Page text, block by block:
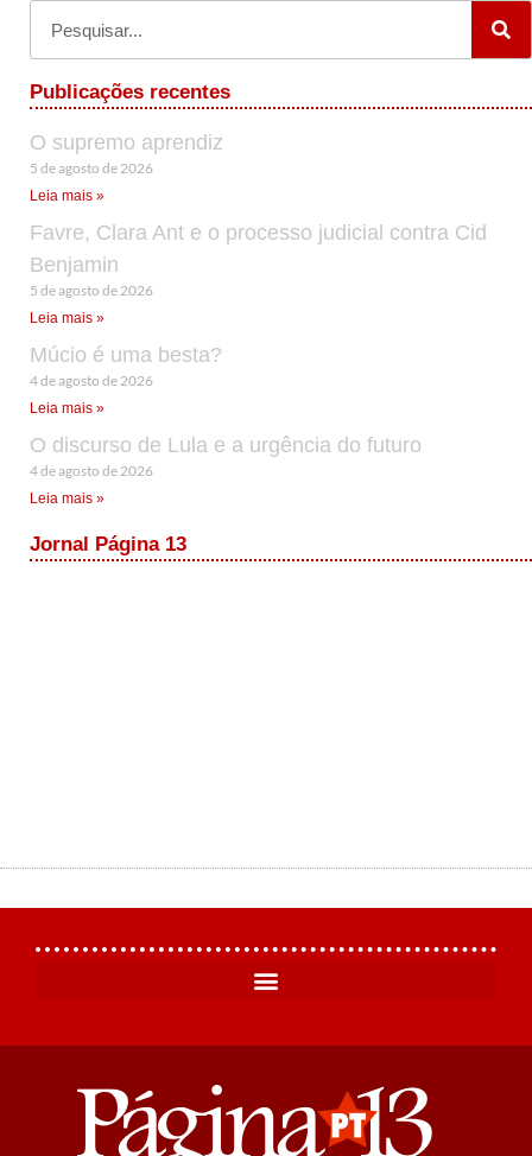
Publicações recentes
O supremo aprendiz
5 de agosto de 2026
Leia mais »
Favre, Clara Ant e o processo judicial contra Cid
Benjamin
5 de agosto de 2026
Leia mais »
Múcio é uma besta?
4 de agosto de 2026
Leia mais »
O discurso de Lula e a urgência do futuro
4 de agosto de 2026
Leia mais »
Jornal Página 13